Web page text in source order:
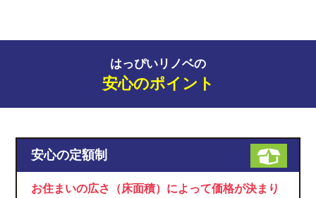
はっぴいリノベの
安心のポイント
安心の定額制
お住まいの広さ（床面積）によって価格が決まり